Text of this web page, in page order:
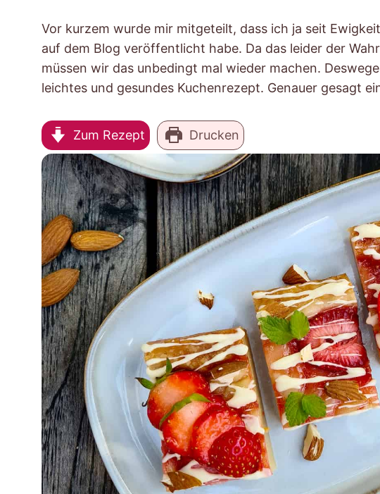
Vor kurzem wurde mir mitgeteilt, dass ich ja seit
auf dem Blog veröffentlicht habe. Da das leider der
müssen wir das unbedingt mal wieder machen.
leichtes und gesundes Kuchenrezept. Genauer gesagt
Zum Rezept Drucken